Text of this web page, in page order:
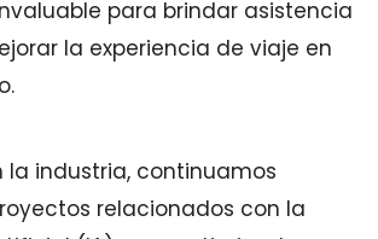
para brindar asistencia
la experiencia de viaje en
la industria, continuamos
relacionados con la